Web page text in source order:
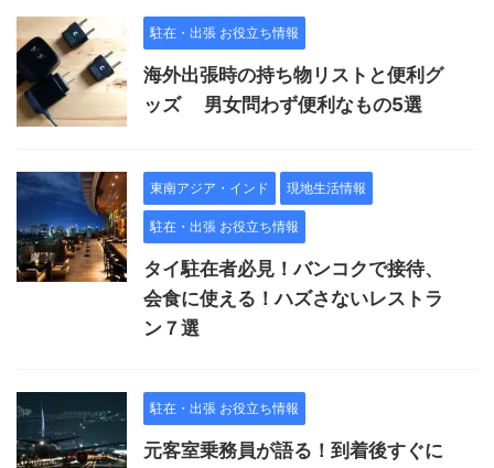
駐在・出張 お役立ち情報
海外出張時の持ち物リストと便利グ
ッズ 男女問わず便利なもの5選
東南アジア・インド 現地生活情報
駐在・出張 お役立ち情報
タイ駐在者必見！バンコクで接待、
会食に使える！ハズさないレストラ
ン７選
駐在・出張 お役立ち情報
元客室乗務員が語る！到着後すぐに